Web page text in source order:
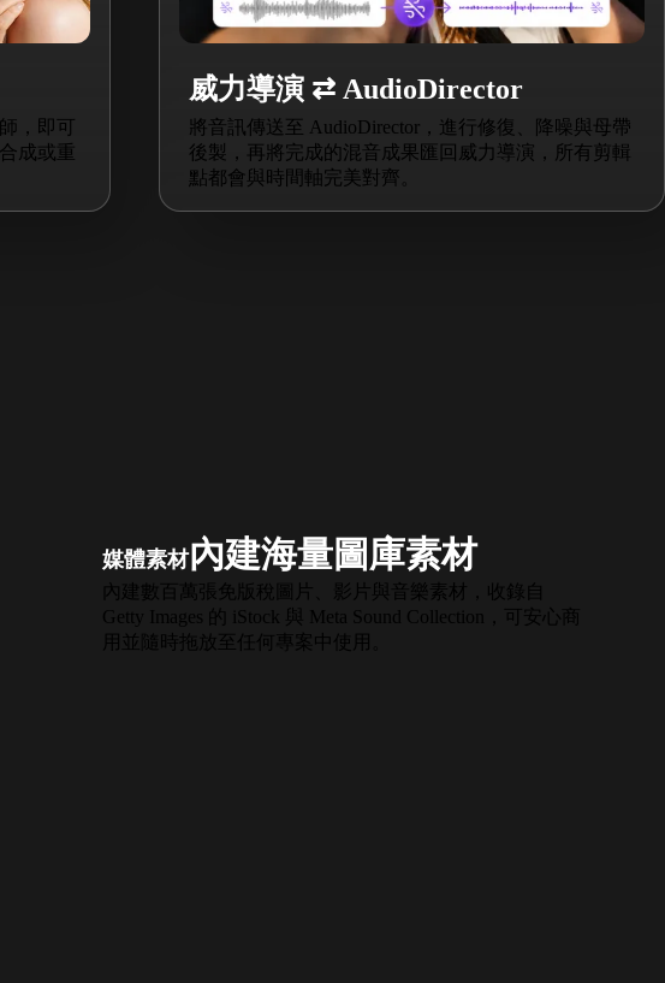
，即可
成或重
威力導演 ⇄ AudioDirector
將音訊傳送至 AudioDirector，進行修復、降噪與母帶
後製，再將完成的混音成果匯回威力導演，所有剪輯
點都會與時間軸完美對齊。
媒體素材內建海量圖庫素材
內建數百萬張免版稅圖片、影片與音樂素材，收錄自
Getty Images 的 iStock 與 Meta Sound Collection，可安心商
用並隨時拖放至任何專案中使用。